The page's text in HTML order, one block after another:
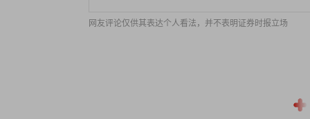
网友评论仅供其表达个人看法，并不表明证券时报立场